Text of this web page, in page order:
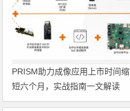
PRISM助力成像应用上市时间缩
短六个月，实战指南一文解读